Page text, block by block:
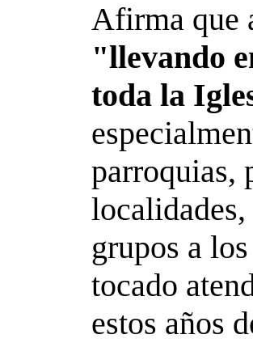
Afirma que
"llevando
toda la
parroquias,
grupos a
tocado
estos años